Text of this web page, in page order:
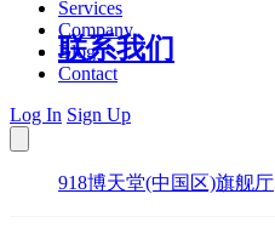
联系我们
Services
Company
Blog
Contact
Log In Sign Up
918博天堂(中国区)旗舰厅